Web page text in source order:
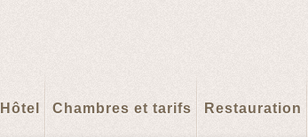
Hôtel Chambres et tarifs Restauration